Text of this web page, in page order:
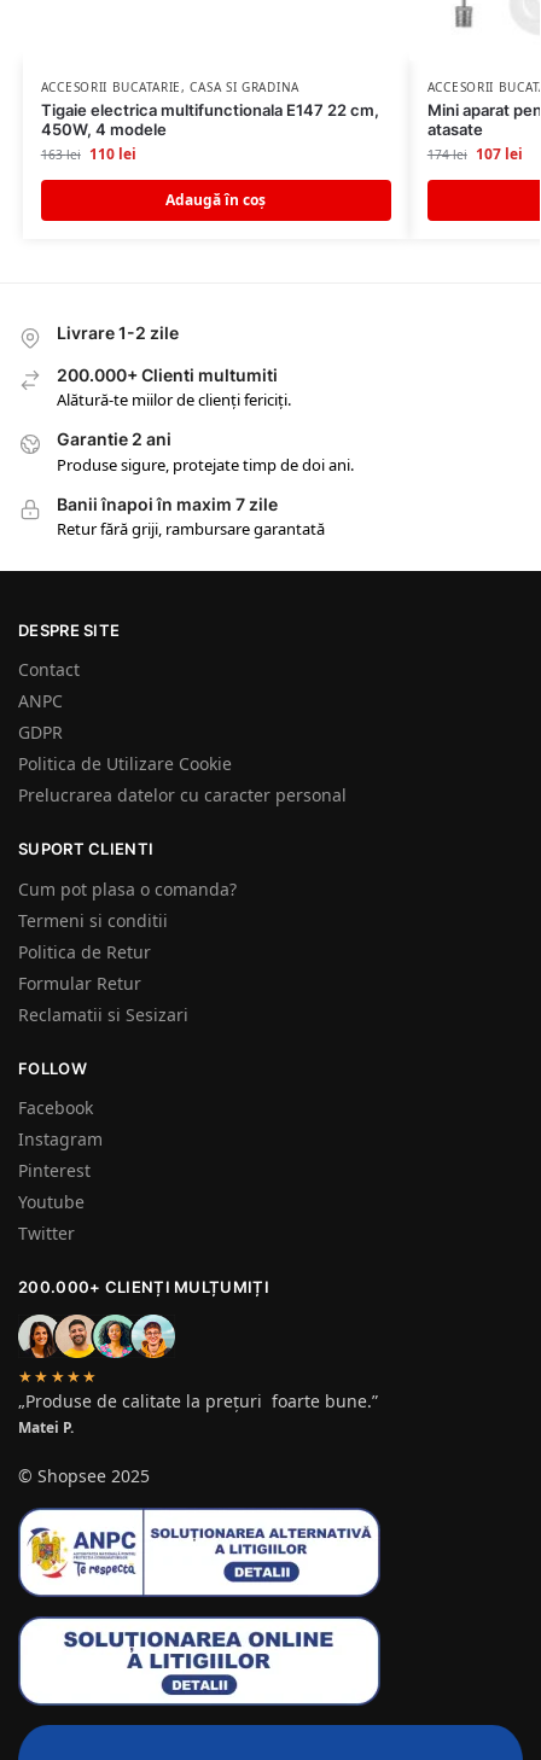
ACCESORII BUCATARIE,CASA SI GRADINA
Tigaie electrica multifunctionala E147 22 cm,
450W, 4 modele
163lei 110 lei
Adaugă în coș
ACCESORII
Mini aparat
atasate
174lei 107 lei
Livrare 1-2 zile
200.000+ Clienti multumiti
Alătură-te miilor de clienți fericiți.
Garantie 2 ani
Produse sigure, protejate timp de doi ani.
Banii înapoi în maxim 7 zile
Retur fără griji, rambursare garantată
DESPRE SITE
Contact
ANPC
GDPR
Politica de Utilizare Cookie
Prelucrarea datelor cu caracter personal
SUPORT CLIENTI
Cum pot plasa o comanda?
Termeni si conditii
Politica de Retur
Formular Retur
Reclamatii si Sesizari
FOLLOW
Facebook
Instagram
Pinterest
Youtube
Twitter
200.000+ CLIENȚI MULȚUMIȚI
★★★★★
„Produse de calitate la prețuri foarte bune.”
Matei P.
© Shopsee 2025